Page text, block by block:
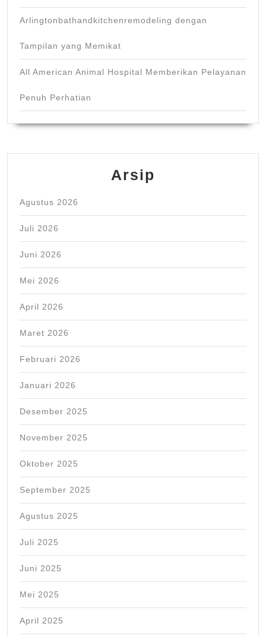
Arlingtonbathandkitchenremodeling dengan
Tampilan yang Memikat
All American Animal Hospital Memberikan Pelayanan
Penuh Perhatian
Arsip
Agustus 2026
Juli 2026
Juni 2026
Mei 2026
April 2026
Maret 2026
Februari 2026
Januari 2026
Desember 2025
November 2025
Oktober 2025
September 2025
Agustus 2025
Juli 2025
Juni 2025
Mei 2025
April 2025